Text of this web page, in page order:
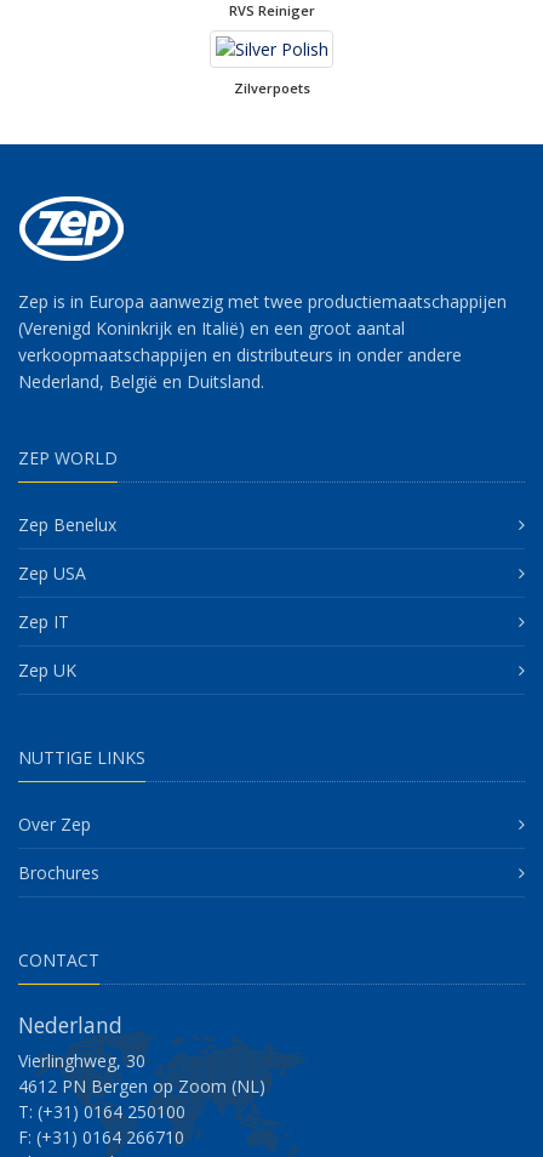
RVS Reiniger
Zilverpoets
Zep is in Europa aanwezig met twee productiemaatschappijen
(Verenigd Koninkrijk en Italië) en een groot aantal
verkoopmaatschappijen en distributeurs in onder andere
Nederland, België en Duitsland.
ZEP WORLD
Zep Benelux
Zep USA
Zep IT
Zep UK
NUTTIGE LINKS
Over Zep
Brochures
CONTACT
Nederland
Vierlinghweg, 30
4612 PN Bergen op Zoom (NL)
T: (+31) 0164 250100
F: (+31) 0164 266710